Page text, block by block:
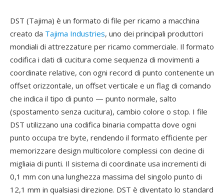
DST (Tajima) è un formato di file per ricamo a macchina
creato da Tajima Industries, uno dei principali produttori
mondiali di attrezzature per ricamo commerciale. Il formato
codifica i dati di cucitura come sequenza di movimenti a
coordinate relative, con ogni record di punto contenente un
offset orizzontale, un offset verticale e un flag di comando
che indica il tipo di punto — punto normale, salto
(spostamento senza cucitura), cambio colore o stop. I file
DST utilizzano una codifica binaria compatta dove ogni
punto occupa tre byte, rendendo il formato efficiente per
memorizzare design multicolore complessi con decine di
migliaia di punti. Il sistema di coordinate usa incrementi di
0,1 mm con una lunghezza massima del singolo punto di
12,1 mm in qualsiasi direzione. DST è diventato lo standard